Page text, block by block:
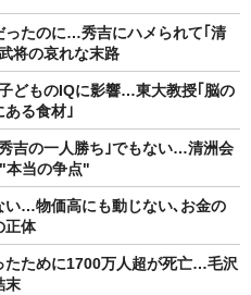
ったのに…秀吉にハメられて｢清
将の哀れな末路
どものIQに影響…東大教授｢脳の
る食材｣
吉の一人勝ち｣でもない…清洲会
本当の争点"
い…物価高にも動じない､お金の
正体
たために1700万人超が死亡…毛沢
末